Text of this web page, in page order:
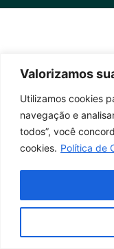
Valorizamos
Utilizamos cookies
navegação e
todos”, você
cookies. Política de